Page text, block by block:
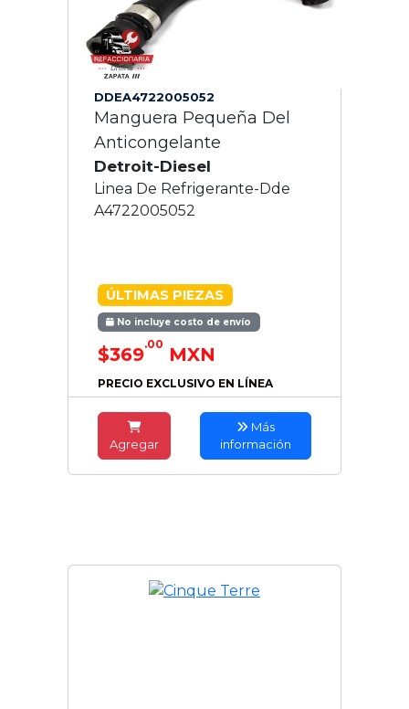
DDEA4722005052
Manguera Pequeña Del
Anticongelante
Detroit-Diesel
Linea De Refrigerante-Dde
A4722005052
ÚLTIMAS PIEZAS
No incluye costo de envío
$369.00 MXN
PRECIO EXCLUSIVO EN LÍNEA
Agregar
Más
información